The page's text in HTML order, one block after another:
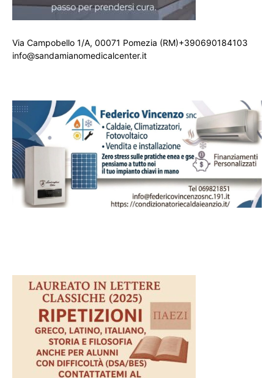
Via Campobello 1/A, 00071 Pomezia (RM)+390690184103
info@sandamianomedicalcenter.it